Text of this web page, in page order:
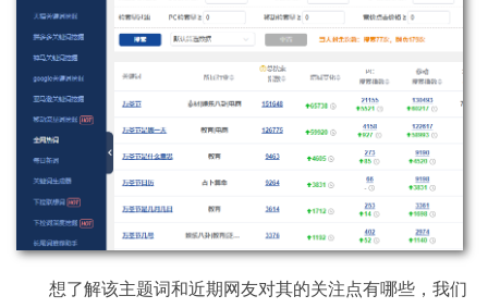
想了解该主题词和近期网友对其的关注点有哪些，我们